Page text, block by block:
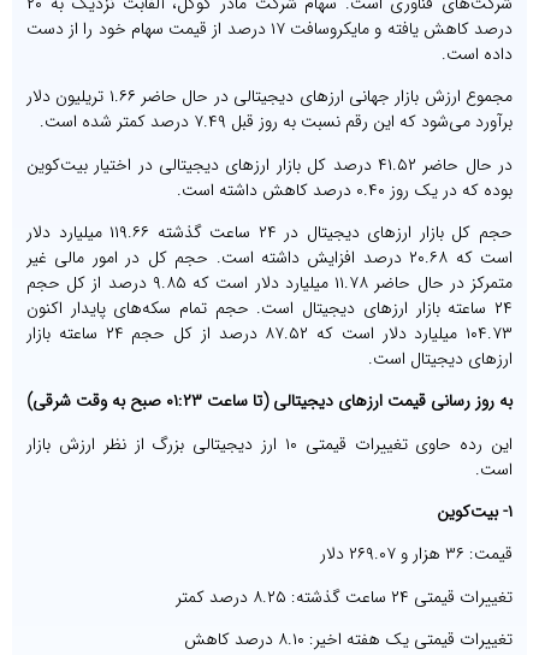
درصد کاهش یافته و مایکروسافت ۱۷ درصد از قیمت سهام خود را از دست
داده است.
مجموع ارزش بازار جهانی ارزهای دیجیتالی در حال حاضر ۱.۶۶ تریلیون دلار
برآورد می‌شود که این رقم نسبت به روز قبل ۷.۴۹ درصد کمتر شده است.
در حال حاضر ۴۱.۵۲ درصد کل بازار ارزهای دیجیتالی در اختیار بیت‌کوین
بوده که در یک روز ۰.۴۰ درصد کاهش داشته است.
حجم کل بازار ارزهای دیجیتال در ۲۴ ساعت گذشته ۱۱۹.۶۶ میلیارد دلار
است که ۲۰.۶۸ درصد افزایش داشته است. حجم کل در امور مالی غیر
متمرکز در حال حاضر ۱۱.۷۸ میلیارد دلار است که ۹.۸۵ درصد از کل حجم
۲۴ ساعته بازار ارزهای دیجیتال است. حجم تمام سکه‌های پایدار اکنون
۱۰۴.۷۳ میلیارد دلار است که ۸۷.۵۲ درصد از کل حجم ۲۴ ساعته بازار
ارزهای دیجیتال است.
به روز رسانی قیمت ارزهای دیجیتالی (تا ساعت ۰۱:۲۳ صبح به وقت شرقی)
این رده حاوی تغییرات قیمتی ۱۰ ارز دیجیتالی بزرگ از نظر ارزش بازار
است.
۱- بیت‌کوین
قیمت: ۳۶ هزار و ۲۶۹.۰۷ دلار
تغییرات قیمتی ۲۴ ساعت گذشته: ۸.۲۵ درصد کمتر
تغییرات قیمتی یک هفته اخیر: ۸.۱۰ درصد کاهش